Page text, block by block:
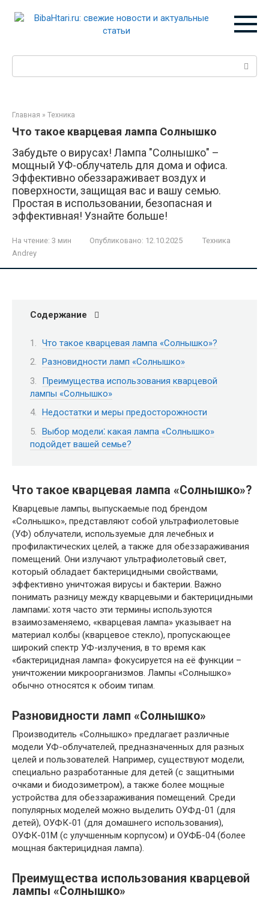
Главная » Техника
Что такое кварцевая лампа Солнышко
Забудьте о вирусах! Лампа "Солнышко" –
мощный УФ-облучатель для дома и офиса.
Эффективно обеззараживает воздух и
поверхности, защищая вас и вашу семью.
Простая в использовании, безопасная и
эффективная! Узнайте больше!
На чтение: 3 мин Опубликовано: 12.10.2025
Техника
Andrey
Содержание
Что такое кварцевая лампа «Солнышко»?
Разновидности ламп «Солнышко»
Преимущества использования кварцевой
лампы «Солнышко»
Недостатки и меры предосторожности
Выбор модели⁚ какая лампа «Солнышко»
подойдет вашей семье?
Что такое кварцевая лампа «Солнышко»?
Кварцевые лампы, выпускаемые под брендом
«Солнышко», представляют собой ультрафиолетовые
(УФ) облучатели, используемые для лечебных и
профилактических целей, а также для обеззараживания
помещений. Они излучают ультрафиолетовый свет,
который обладает бактерицидными свойствами,
эффективно уничтожая вирусы и бактерии. Важно
понимать разницу между кварцевыми и бактерицидными
лампами⁚ хотя часто эти термины используются
взаимозаменяемо, «кварцевая лампа» указывает на
материал колбы (кварцевое стекло), пропускающее
широкий спектр УФ-излучения, в то время как
«бактерицидная лампа» фокусируется на её функции –
уничтожении микроорганизмов. Лампы «Солнышко»
обычно относятся к обоим типам.
Разновидности ламп «Солнышко»
Производитель «Солнышко» предлагает различные
модели УФ-облучателей, предназначенных для разных
целей и пользователей. Например, существуют модели,
специально разработанные для детей (с защитными
очками и биодозиметром), а также более мощные
устройства для обеззараживания помещений. Среди
популярных моделей можно выделить ОУФд-01 (для
детей), ОУФК-01 (для домашнего использования),
ОУФК-01М (с улучшенным корпусом) и ОУФБ-04 (более
мощная бактерицидная лампа).
Преимущества использования кварцевой
лампы «Солнышко»